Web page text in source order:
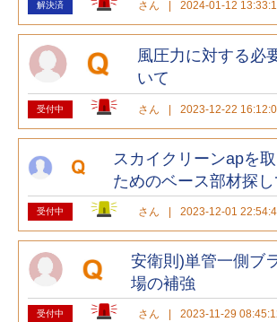
解決済 さん | 2024-01-12
風圧力に対する必
いて
受付中 さん | 2023-12-22
スカイクリーンapを
ためのベース部材探
受付中 さん | 2023-12-01
安衛則)単管一側ブ
場の補強
受付中 さん | 2023-11-29